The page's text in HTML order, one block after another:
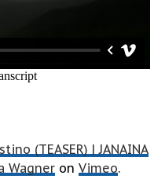
(TEASER) | JANAINA
Wagneron Vimeo.